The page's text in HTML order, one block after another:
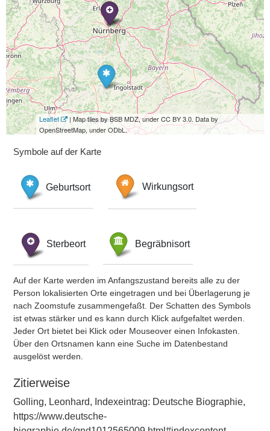
Leaflet
| Map tiles by BSB MDZ, under CC BY 3.0. Data by
OpenStreetMap, under ODbL.
Symbole auf der Karte
Geburtsort Wirkungsort
Sterbeort Begräbnisort
Auf der Karte werden im Anfangszustand bereits alle zu der
Person lokalisierten Orte eingetragen und bei Überlagerung je
nach Zoomstufe zusammengefaßt. Der Schatten des Symbols
ist etwas stärker und es kann durch Klick aufgefaltet werden.
Jeder Ort bietet bei Klick oder Mouseover einen Infokasten.
Über den Ortsnamen kann eine Suche im Datenbestand
ausgelöst werden.
Zitierweise
Golling, Leonhard, Indexeintrag: Deutsche Biographie,
https://www.deutsche-